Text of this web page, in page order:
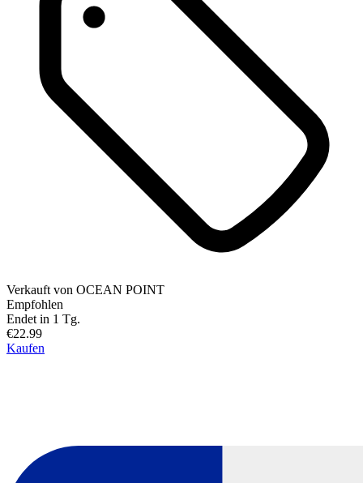
Verkauft von OCEAN POINT
Empfohlen
Endet in 1 Tg.
€22.99
Kaufen